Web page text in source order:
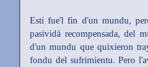
Esti fue'l fin d'un mundu,
pasividá recompensada, del
d'un mundu que quixieron
fondu del sufrimientu. Pero